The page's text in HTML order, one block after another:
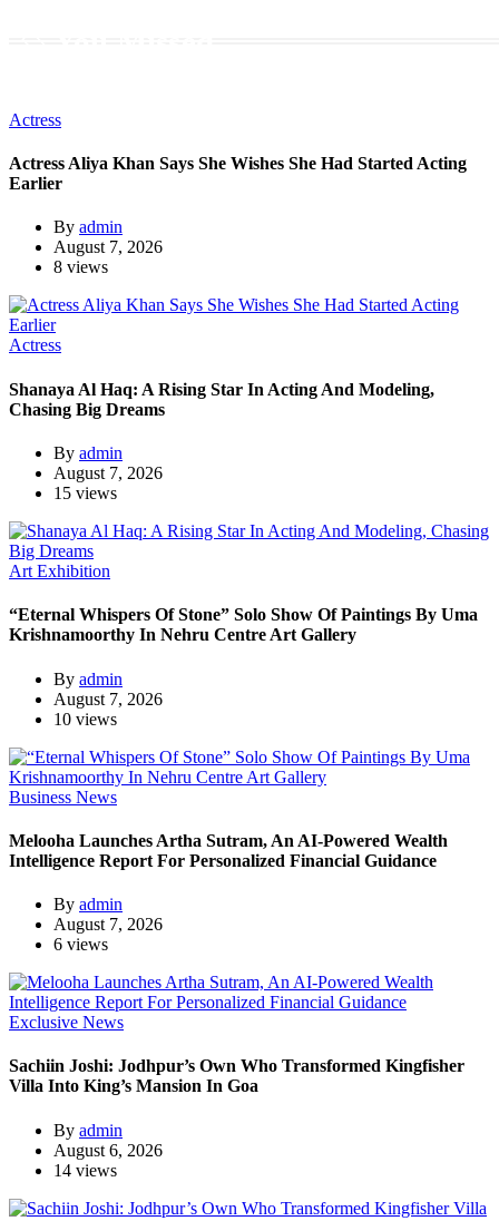
Actress
Actress Aliya Khan Says She Wishes She Had Started Acting
Earlier
By admin
August 7, 2026
8 views
Actress
Shanaya Al Haq: A Rising Star In Acting And Modeling,
Chasing Big Dreams
By admin
August 7, 2026
15 views
Art Exhibition
“Eternal Whispers Of Stone” Solo Show Of Paintings By Uma
Krishnamoorthy In Nehru Centre Art Gallery
By admin
August 7, 2026
10 views
Business News
Melooha Launches Artha Sutram, An AI-Powered Wealth
Intelligence Report For Personalized Financial Guidance
By admin
August 7, 2026
6 views
Exclusive News
Sachiin Joshi: Jodhpur’s Own Who Transformed Kingfisher
Villa Into King’s Mansion In Goa
By admin
August 6, 2026
14 views